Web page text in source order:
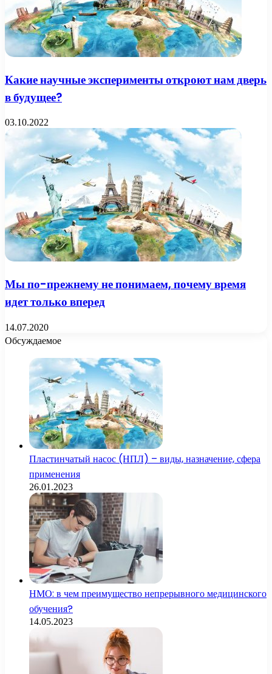
Какие научные эксперименты откроют нам дверь
в будущее?
03.10.2022
Мы по-прежнему не понимаем, почему время
идет только вперед
14.07.2020
Обсуждаемое
Пластинчатый насос (НПЛ) – виды, назначение, сфера
применения
26.01.2023
НМО: в чем преимущество непрерывного медицинского
обучения?
14.05.2023